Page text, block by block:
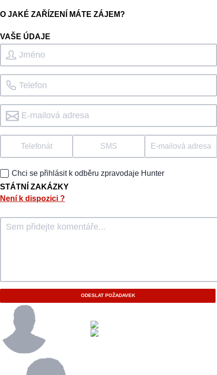
O JAKÉ ZAŘÍZENÍ MÁTE ZÁJEM?
VAŠE ÚDAJE
Telefonát SMS E-mailová adresa
Chci se přihlásit k odběru zpravodaje Hunter
STÁTNÍ ZAKÁZKY
Není k dispozici ?
ODESLAT POŽADAVEK